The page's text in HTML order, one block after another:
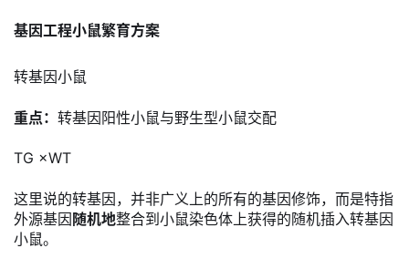
基因工程小鼠繁育方案
转基因小鼠
重点： 转基因阳性小鼠与野生型小鼠交配
TG ×WT
这里说的转基因，并非广义上的所有的基因修饰，而是特指
外源基因随机地整合到小鼠染色体上获得的随机插入转基因
小鼠。